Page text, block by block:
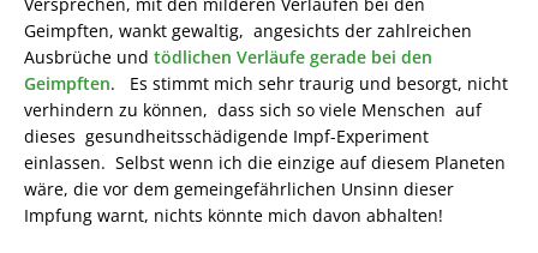
Geimpften, wankt gewaltig, angesichts der zahlreichen
Ausbrüche und tödlichen Verläufe gerade bei den
Geimpften. Es stimmt mich sehr traurig und besorgt, nicht
verhindern zu können, dass sich so viele Menschen auf
dieses gesundheitsschädigende Impf-Experiment
einlassen. Selbst wenn ich die einzige auf diesem Planeten
wäre, die vor dem gemeingefährlichen Unsinn dieser
Impfung warnt, nichts könnte mich davon abhalten!